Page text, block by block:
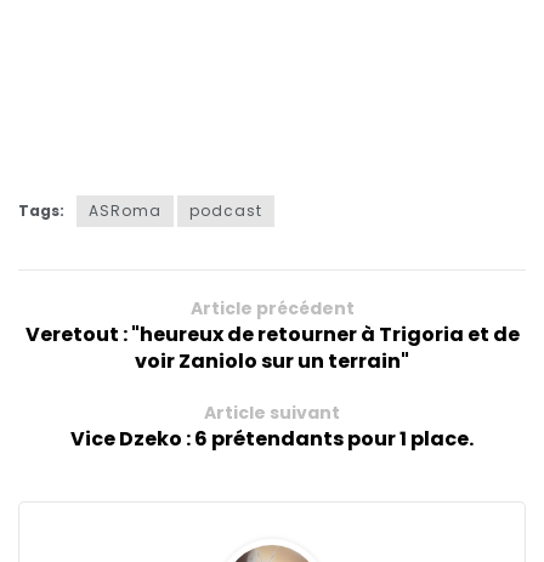
Tags: ASRoma podcast
Article précédent
Veretout : "heureux de retourner à Trigoria et de
voir Zaniolo sur un terrain"
Article suivant
Vice Dzeko : 6 prétendants pour 1 place.